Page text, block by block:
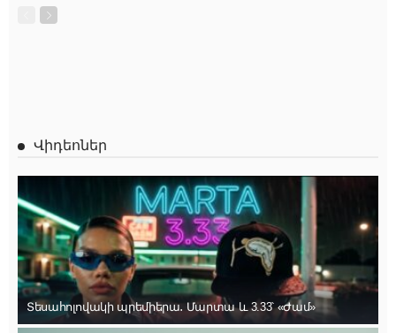
Վիդեոներ
Տեսահոլովակի պրեմիերա․ Մարտա և 3.33՝ «Ժամ»